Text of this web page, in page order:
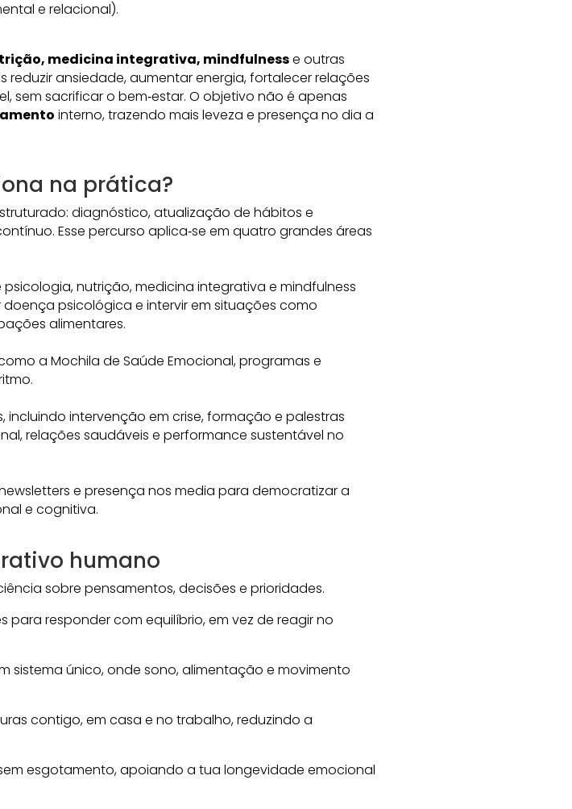
e relacional).
medicina integrativa, mindfulnesse outras
ansiedade, aumentar energia, fortalecer relações
sem sacrificar o bem‑estar. O objetivo não é apenas
interno, trazendo mais leveza e presença no dia a
na prática?
diagnóstico, atualização de hábitos e
Esse percurso aplica‑se em quatro grandes áreas
nutrição, medicina integrativa e mindfulness
psicológica e intervir em situações como
alimentares.
a Mochila de Saúde Emocional, programas e
intervenção em crise, formação e palestras
relações saudáveis e performance sustentável no
e presença nos media para democratizar a
e cognitiva.
humano
sobre pensamentos, decisões e prioridades.
para responder com equilíbrio, em vez de reagir no
sistema único, onde sono, alimentação e movimento
contigo, em casa e no trabalho, reduzindo a
esgotamento, apoiando a tua longevidade emocional